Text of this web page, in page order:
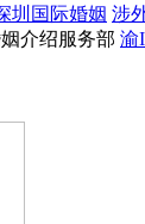
圳国际婚姻 涉
介绍服务部 渝